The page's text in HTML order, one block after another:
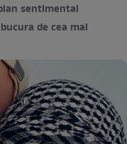
sentimental
de cea mai